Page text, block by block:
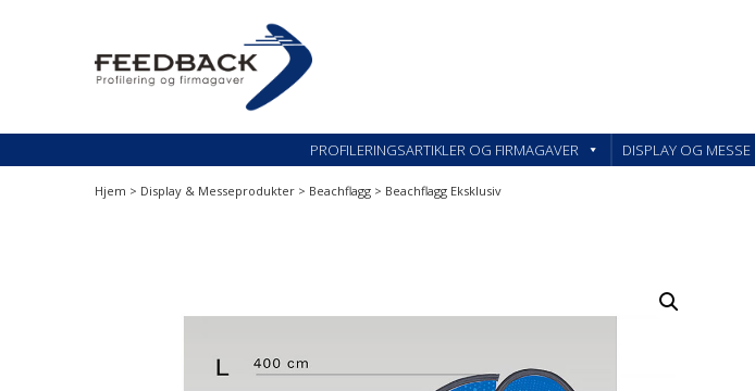
PROFILERINGSARTIKLER OG FIRMAGAVER DISPLAY OG MESSE
Hjem > Display & Messeprodukter > Beachflagg > Beachflagg Eksklusiv